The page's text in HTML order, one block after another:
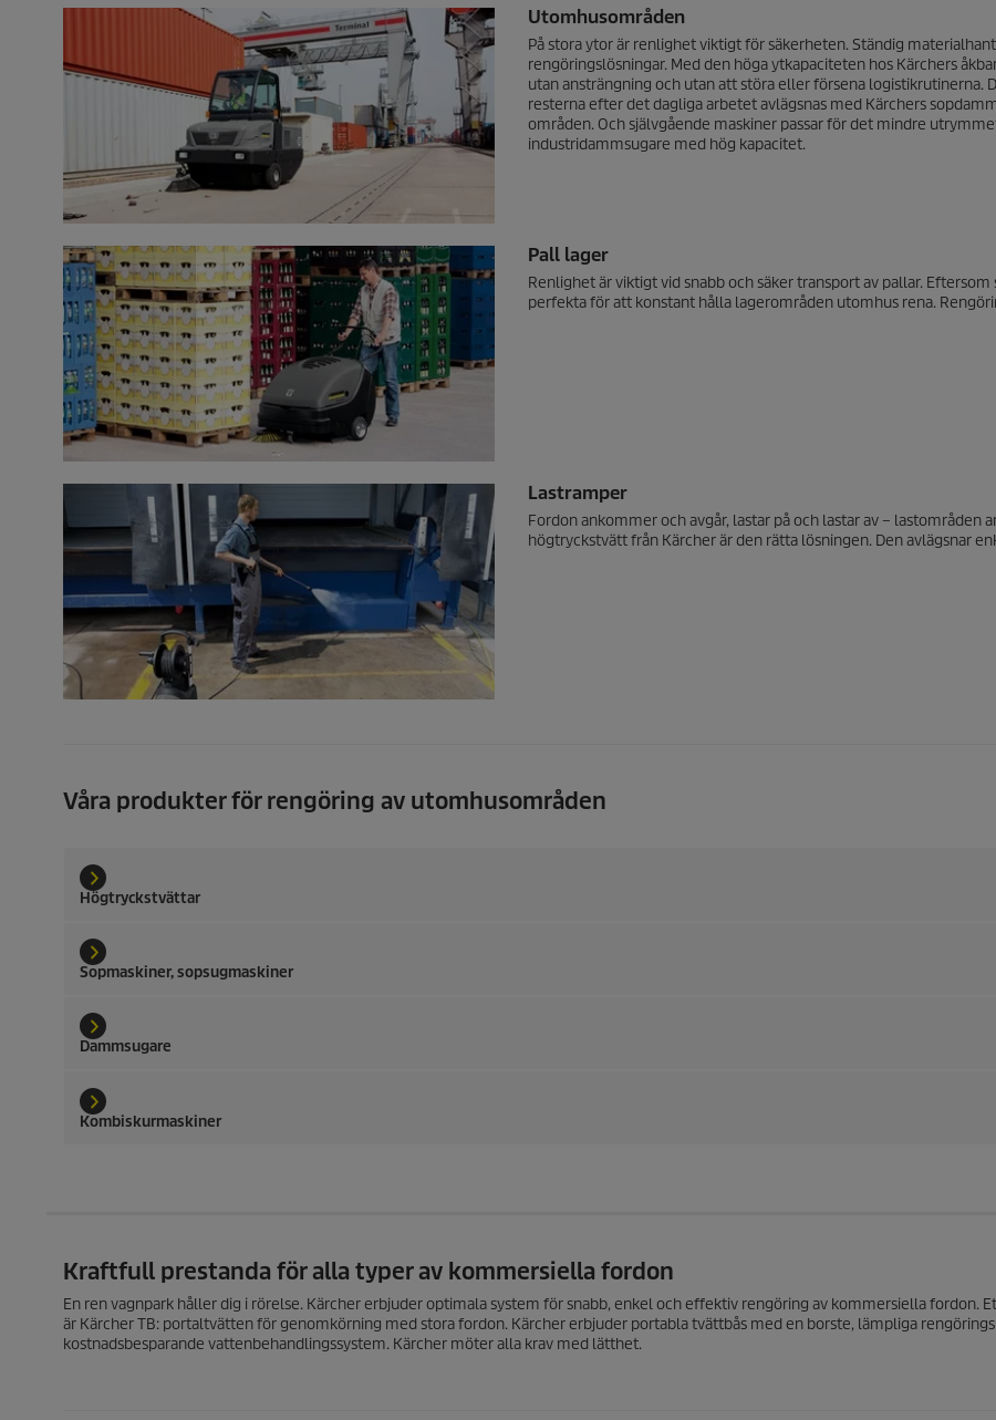
Utomhusområden
På stora ytor är renlighet viktigt för säkerheten. Ständig
rengöringslösningar. Med den höga ytkapaciteten hos Kärchers
utan ansträngning och utan att störa eller försena logistikrutinerna.
resterna efter det dagliga arbetet avlägsnas med Kärchers
områden. Och självgående maskiner passar för det mindre
industridammsugare med hög kapacitet.
Pall lager
Renlighet är viktigt vid snabb och säker transport av pallar.
perfekta för att konstant hålla lagerområden utomhus rena.
Lastramper
Fordon ankommer och avgår, lastar på och lastar av – lastområden
högtryckstvätt från Kärcher är den rätta lösningen. Den avlägsnar
Våra produkter för rengöring av utomhusområden
Högtryckstvättar
Sopmaskiner, sopsugmaskiner
Dammsugare
Kombiskurmaskiner
Kraftfull prestanda för alla typer av kommersiella fordon
En ren vagnpark håller dig i rörelse. Kärcher erbjuder optimala system för snabb, enkel och effektiv rengöring av kommersiella fordon.
är Kärcher TB: portaltvätten för genomkörning med stora fordon. Kärcher erbjuder portabla tvättbås med en borste, lämpliga
kostnadsbesparande vattenbehandlingssystem. Kärcher möter alla krav med lätthet.